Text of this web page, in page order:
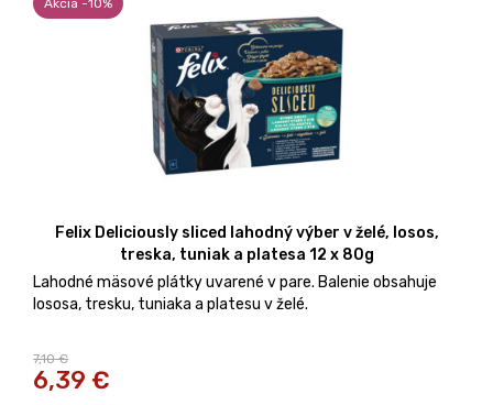
Felix Deliciously sliced lahodný výber v želé, losos,
treska, tuniak a platesa 12 x 80g
Lahodné mäsové plátky uvarené v pare. Balenie obsahuje
lososa, tresku, tuniaka a platesu v želé.
7,10 €
6,39 €